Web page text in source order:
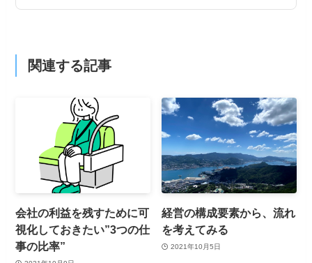
関連する記事
会社の利益を残すために可
視化しておきたい”3つの仕
事の比率”
経営の構成要素から、流れ
を考えてみる
2021年10月5日